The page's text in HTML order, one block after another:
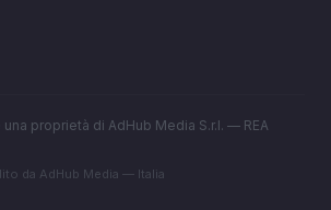
proprietà di AdHub Media S.r.l. — REA
da AdHub Media — Italia